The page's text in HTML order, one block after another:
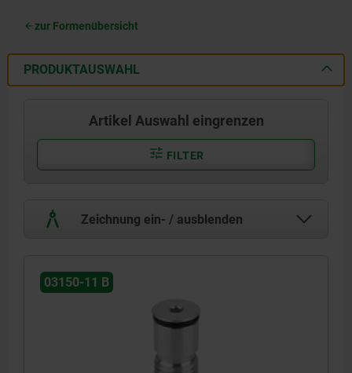
zur Formenübersicht
PRODUKTAUSWAHL
Artikel Auswahl eingrenzen
FILTER
Zeichnung ein- / ausblenden
03150-11 B